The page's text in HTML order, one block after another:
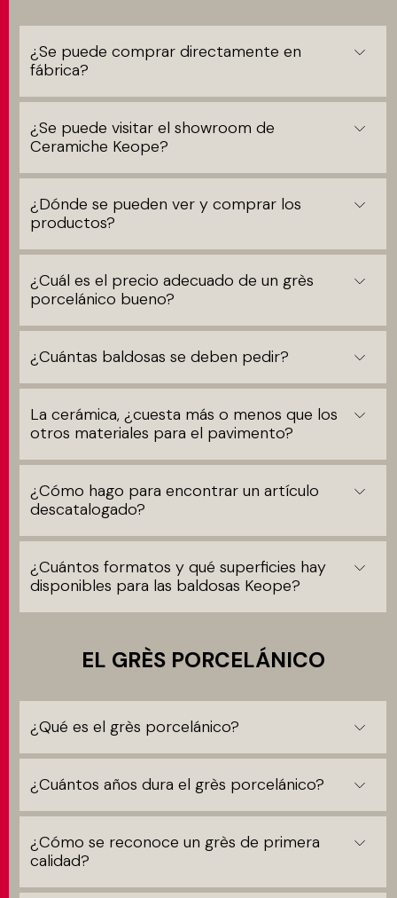
ÁREA RESERVADA
¿Se puede comprar directamente en
fábrica?
¿Se puede visitar el showroom de
Ceramiche Keope?
¿Dónde se pueden ver y comprar los
productos?
¿Cuál es el precio adecuado de un grès
porcelánico bueno?
¿Cuántas baldosas se deben pedir?
La cerámica, ¿cuesta más o menos que los
otros materiales para el pavimento?
¿Cómo hago para encontrar un artículo
descatalogado?
¿Cuántos formatos y qué superficies hay
disponibles para las baldosas Keope?
EL GRÈS PORCELÁNICO
¿Qué es el grès porcelánico?
¿Cuántos años dura el grès porcelánico?
¿Cómo se reconoce un grès de primera
calidad?